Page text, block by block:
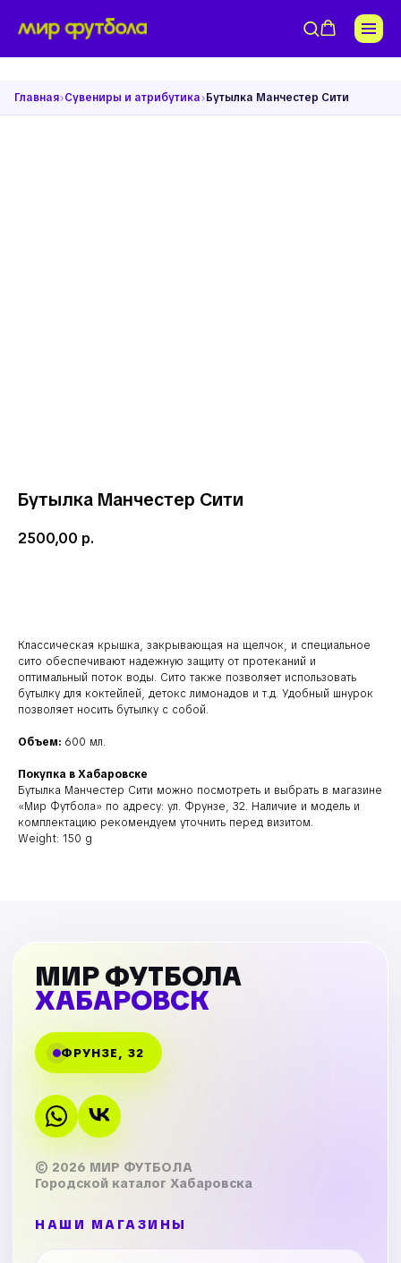
Главная›Сувениры и атрибутика›Бутылка Манчестер Сити
Бутылка Манчестер Сити
2500,00 р.
Классическая крышка, закрывающая на щелчок, и специальное
сито обеспечивают надежную защиту от протеканий и
оптимальный поток воды. Сито также позволяет использовать
бутылку для коктейлей, детокс лимонадов и т.д. Удобный шнурок
позволяет носить бутылку с собой.
Объем: 600 мл.
Покупка в Хабаровске
Бутылка Манчестер Сити можно посмотреть и выбрать в магазине
«Мир Футбола» по адресу: ул. Фрунзе, 32. Наличие и модель и
комплектацию рекомендуем уточнить перед визитом.
Weight: 150 g
МИР ФУТБОЛА
ХАБАРОВСК
ФРУНЗЕ, 32
© 2026 МИР ФУТБОЛА
Городской каталог Хабаровска
НАШИ МАГАЗИНЫ